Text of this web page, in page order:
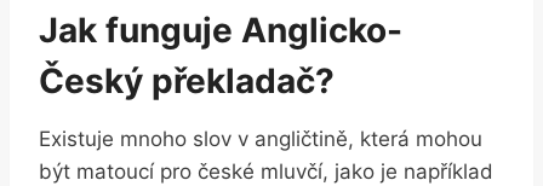
Jak funguje Anglicko-
Český překladač?
Existuje mnoho slov v angličtině, která mohou
být matoucí pro české mluvčí, jako je například